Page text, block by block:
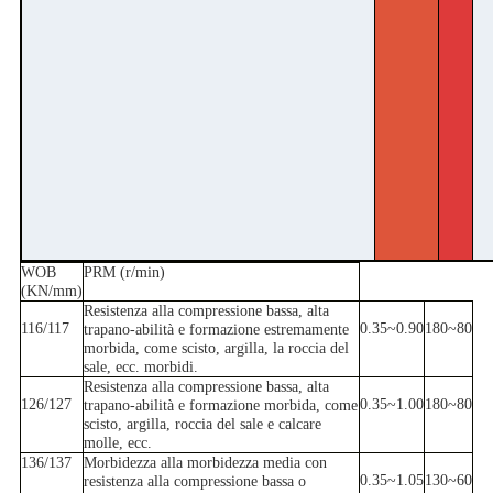
WOB
(KN/mm)
PRM (r/min)
116/117
Resistenza alla compressione bassa, alta
trapano-abilità e formazione estremamente
morbida, come scisto, argilla, la roccia del
sale, ecc. morbidi.
0.35~0.90180~80
126/127
Resistenza alla compressione bassa, alta
trapano-abilità e formazione morbida, come
scisto, argilla, roccia del sale e calcare
molle, ecc.
0.35~1.00180~80
136/137
Morbidezza alla morbidezza media con
resistenza alla compressione bassa o
0.35~1.05130~60